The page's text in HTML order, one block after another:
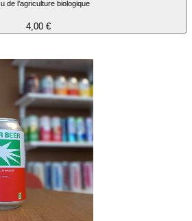
de l’agriculture biologique
4,00 €